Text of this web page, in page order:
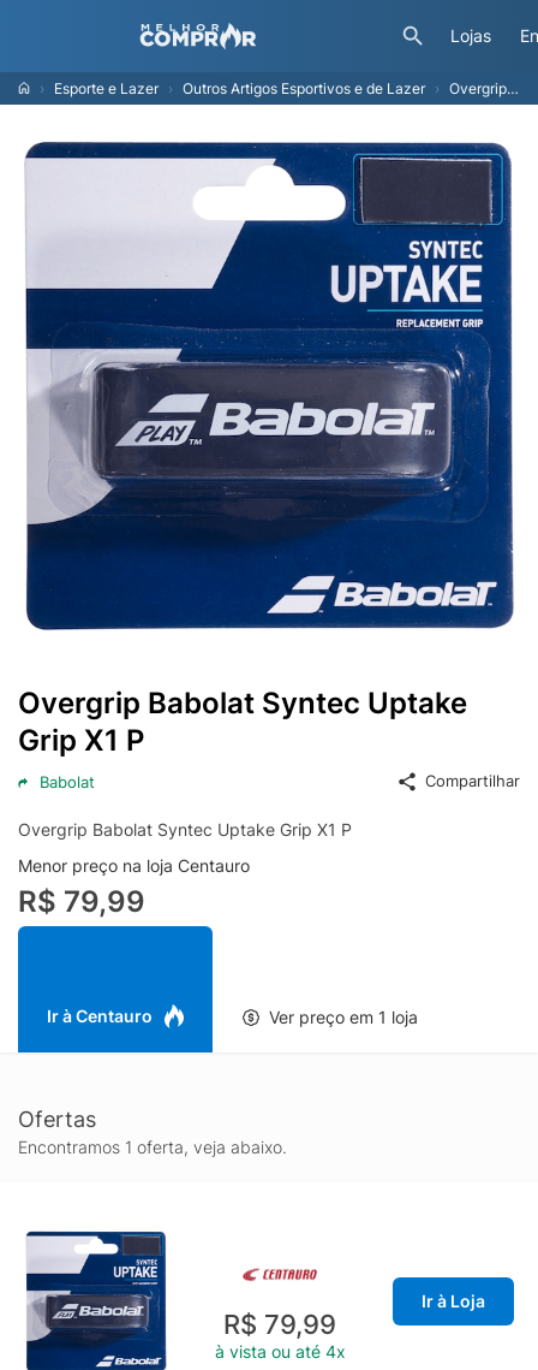
Lojas
Esporte e Lazer Outros Artigos Esportivos e de Lazer Overgrip Babolat Syntec Uptake Grip X1 P
Overgrip Babolat Syntec Uptake
Grip X1 P
Babolat Compartilhar
Overgrip Babolat Syntec Uptake Grip X1 P
Menor preço na loja Centauro
R$ 79,99
Ir à Centauro Ver preço em 1 loja
Ofertas
Encontramos 1 oferta, veja abaixo.
R$ 79,99
à vista ou até 4x
Ir à Loja